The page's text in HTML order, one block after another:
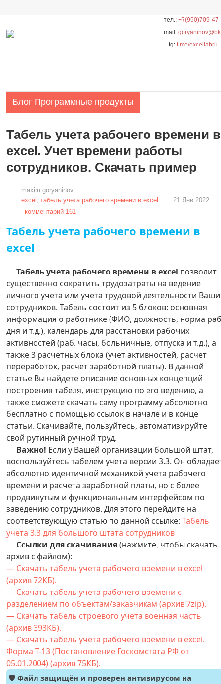
тел.:+7(950)709-
mail:
tg:t.me/excellabru
Блог Программные продукты
Табель учета рабочего времени в
excel. Учет времени работы
сотрудников. Скачать пример
maxim goryaninov
excel ,табель учета рабочего времени в excel
21 Янв 2022
комментарий 161
Табель учета рабочего времени в
excel
Табель учета рабочего времени в excel позволит
существенно сократить трудозатраты на ведение
личного учета или учета трудовой деятельности
сотрудников. Табель состоит из 5 блоков: основная
информация о работнике (ФИО, должность, норма
дня и т.д.), календарь для расстановки рабочих
активностей (раб. часы, больничные, отпуска и т.д.), а
также 3 расчетных блока (учет активностей, расчет
переработок, расчет заработной платы). В данной
статье Вы найдете описание основных концепций
построения табеля, инструкцию по его ведению, а
также сможете скачать саму программу абсолютно
бесплатно с помощью ссылок в начале и в конце
статьи. Скачивайте, пользуйтесь, автоматизируйте
свой рутинный ручной труд.
Важно! Если у Вашей организации большой штат,
воспользуйтесь табелем учета версии 3.3. Он
абсолютно идентичной механикой учета рабочего
времени и расчета заработной платы, но с более
продвинутым и функциональным интерфейсом по
заведению сотрудников. Для этого перейдите на
соответствующую статью по данной ссылке:Табель
учета 3.3 для большого штата сотрудников
Ссылки для скачивания(нажмите, чтобы скачать
архив с файлом):
— Скачать табель учета рабочего времени в excel
(архив 72КБ).
— Скачать табель учета рабочего времени с
разделением по объектам/заказчикам (архив 7zip).
— Скачать табель строевого учета военная часть
(архив 393КБ).
— Скачать табель учета рабочего времени в excel.
Форма Т-13 (Постановление Госкомстата РФ от
05.01.2004) (архив 75КБ).
🛡️Файл защищён и проверен антивирусом на